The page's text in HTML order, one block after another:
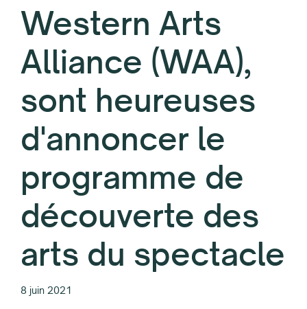
Western Arts
Alliance (WAA),
sont heureuses
d'annoncer le
programme de
découverte des
arts du spectacle
8 juin 2021